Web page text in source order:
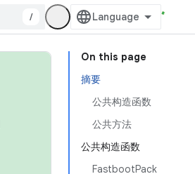
/
On this page
摘要
公共构造函数
公共方法
公共构造函数
FastbootPack